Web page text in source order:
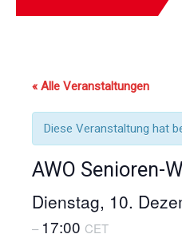
« Alle Veranstaltungen
Diese Veranstaltung hat
AWO Senioren-
Dienstag, 10.
– 17:00 CET